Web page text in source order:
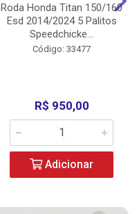
Roda Honda Titan 150/160
Esd 2014/2024 5 Palitos
Speedchicke...
Código: 33477
R$ 950,00
Adicionar